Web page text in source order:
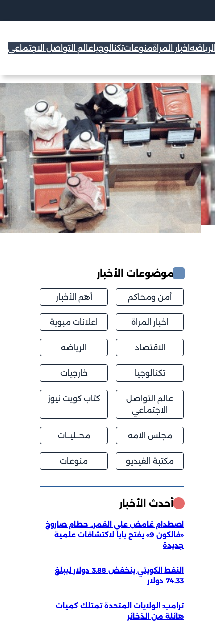
الرياضه اخبار المراةمنوعاتتكنالوجياعالم التواصل الاجتماعي
موضوعات الأخبار
أمن ومحاكم أهم الأخبار
اخبار المراة اعلانات مبوبة
الاقتصاد الرياضه
تكنالوجيا خارجيات
عالم التواصل
الاجتماعي
كتاب كويت نيوز
مجلس الامه محــليــات
مكتبة الفيديو منوعات
أحدث الأخبار
اصطدام غامض على القمر.. حطام صاروخ
«فالكون 9» يفتح باباً لاكتشافات علمية
جديدة
النفط الكويتي ينخفض 3.88 دولار ليبلغ
74.33 دولار
ترامب: الولايات المتحدة تمتلك كميات
هائلة من الذخائر